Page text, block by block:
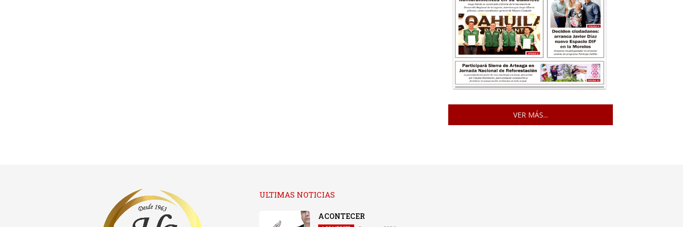
VER MÁS...
ULTIMAS NOTICIAS
ACONTECER